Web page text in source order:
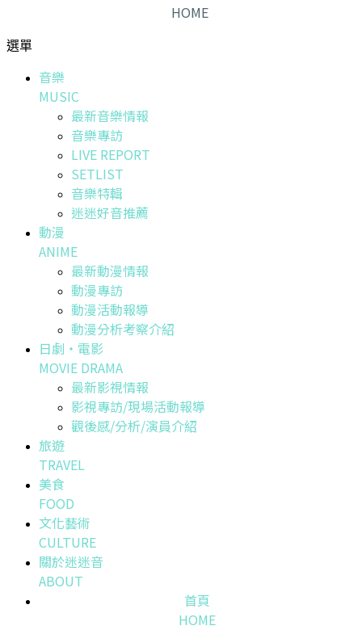
HOME
選單
音樂
MUSIC
最新音樂情報
音樂專訪
LIVE REPORT
SETLIST
音樂特輯
迷迷好音推薦
動漫
ANIME
最新動漫情報
動漫專訪
動漫活動報導
動漫分析考察介紹
日劇・電影
MOVIE DRAMA
最新影視情報
影視專訪/現場活動報導
觀後感/分析/演員介紹
旅遊
TRAVEL
美食
FOOD
文化藝術
CULTURE
關於迷迷音
ABOUT
首頁
HOME